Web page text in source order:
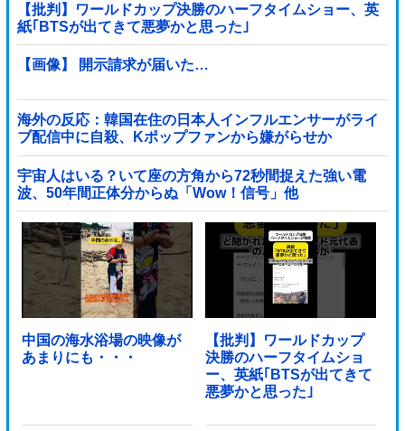
【批判】ワールドカップ決勝のハーフタイムショー、英
紙｢BTSが出てきて悪夢かと思った｣
【画像】 開示請求が届いた…
海外の反応：韓国在住の日本人インフルエンサーがライ
ブ配信中に自殺、Kポップファンから嫌がらせか
宇宙人はいる？いて座の方角から72秒間捉えた強い電
波、50年間正体分からぬ「Wow！信号」他
中国の海水浴場の映像が
あまりにも・・・
【批判】ワールドカップ
決勝のハーフタイムショ
ー、英紙｢BTSが出てきて
悪夢かと思った｣